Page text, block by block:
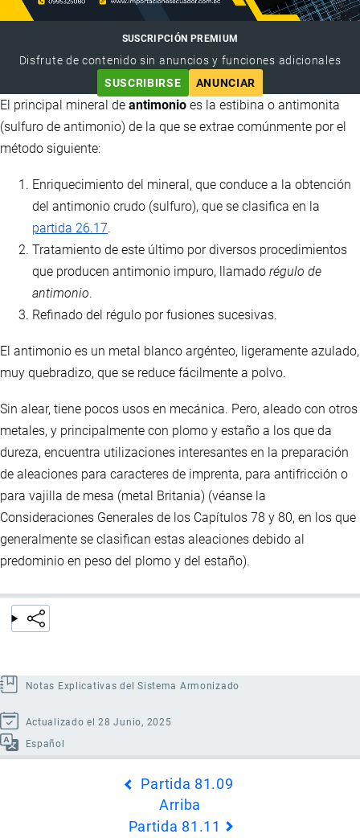
SUSCRIPCIÓN PREMIUM
Disfrute de contenido sin anuncios y funciones adicionales
SUSCRIBIRSE
ANUNCIAR
El principal mineral de antimonio es la estibina o antimonita
(sulfuro de antimonio) de la que se extrae comúnmente por el
método siguiente:
Enriquecimiento del mineral, que conduce a la obtención
del antimonio crudo (sulfuro), que se clasifica en la
partida 26.17.
Tratamiento de este último por diversos procedimientos
que producen antimonio impuro, llamado régulo de
antimonio.
Refinado del régulo por fusiones sucesivas.
El antimonio es un metal blanco argénteo, ligeramente azulado,
muy quebradizo, que se reduce fácilmente a polvo.
Sin alear, tiene pocos usos en mecánica. Pero, aleado con otros
metales, y principalmente con plomo y estaño a los que da
dureza, encuentra utilizaciones interesantes en la preparación
de aleaciones para caracteres de imprenta, para antifricción o
para vajilla de mesa (metal Britania) (véanse la
Consideraciones Generales de los Capítulos 78 y 80, en los que
generalmente se clasifican estas aleaciones debido al
predominio en peso del plomo y del estaño).
Notas Explicativas del Sistema Armonizado
Actualizado el 28 Junio, 2025
Español
Partida 81.09
Arriba
Partida 81.11